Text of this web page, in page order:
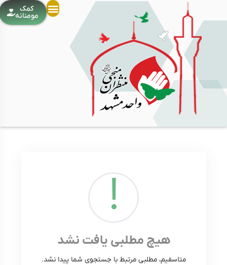
کمک
مومنانه
!
هیچ مطلبی یافت نشد
متاسفیم، مطلبی مرتبط با جستجوی شما پیدا نشد.